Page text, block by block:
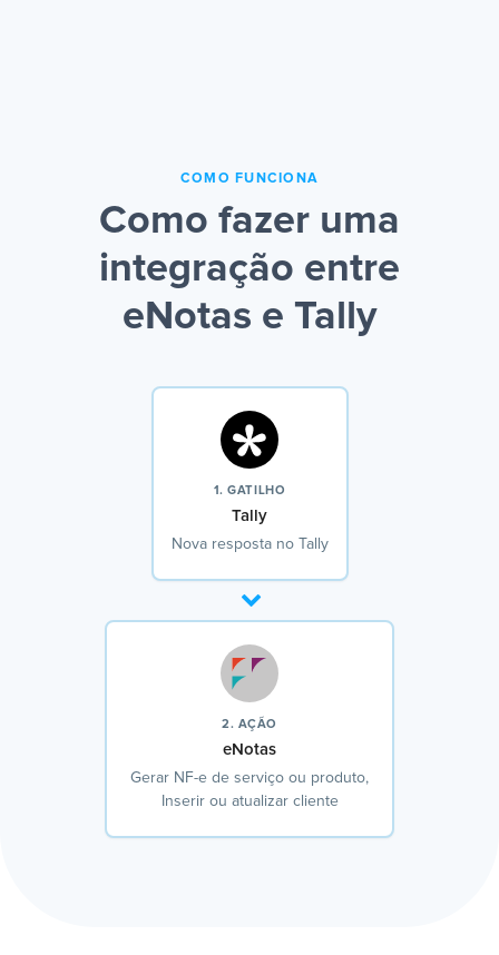
COMO FUNCIONA
Como fazer uma
integração entre
eNotas e Tally
1. GATILHO
Tally
Nova resposta no Tally
2. AÇÃO
eNotas
Gerar NF-e de serviço ou produto,
Inserir ou atualizar cliente